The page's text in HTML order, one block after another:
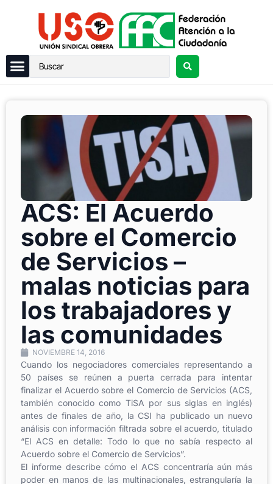
ACS: El Acuerdo
sobre el Comercio
de Servicios –
malas noticias para
los trabajadores y
las comunidades
NOVIEMBRE 14, 2016
Cuando los negociadores comerciales representando a
50 países se reúnen a puerta cerrada para intentar
finalizar el Acuerdo sobre el Comercio de Servicios (ACS,
también conocido como TiSA por sus siglas en inglés)
antes de finales de año, la CSI ha publicado un nuevo
análisis con información filtrada sobre el acuerdo, titulado
“El ACS en detalle: Todo lo que no sabía respecto al
Acuerdo sobre el Comercio de Servicios”.
El informe describe cómo el ACS concentraría aún más
poder en manos de las multinacionales, estrangularía la